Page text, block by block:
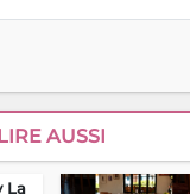
LIRE AUSSI
La